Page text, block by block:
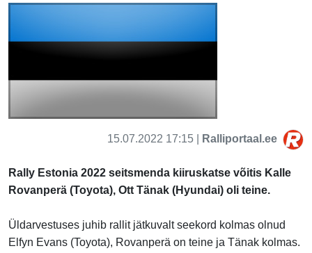
15.07.2022 17:15 | Ralliportaal.ee
Rally Estonia 2022 seitsmenda kiiruskatse võitis Kalle
Rovanperä (Toyota), Ott Tänak (Hyundai) oli teine.
Üldarvestuses juhib rallitjätkuvaltseekord kolmas olnud
Elfyn Evans (Toyota), Rovanperä on teine ja Tänak kolmas.